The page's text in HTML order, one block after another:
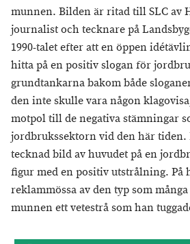
munnen. Bilden är ritad till SLC av
journalist och tecknare på
1990-talet efter att en öppen
hitta på en positiv slogan för
grundtankarna bakom både
den inte skulle vara någon
motpol till de negativa stämningar
jordbrukssektorn vid den här tiden.
tecknad bild av huvudet på en
figur med en positiv utstrålning. På
reklammössa av den typ som
munnen ett vetestrå som han